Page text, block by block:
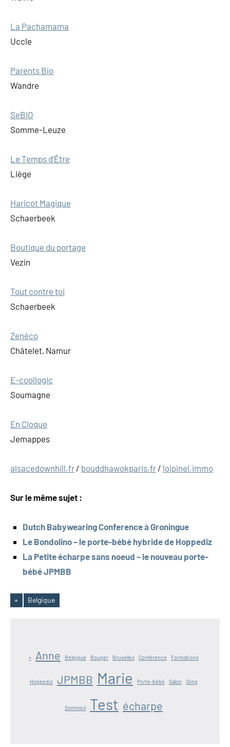
La Pachamama
Uccle
Parents Bio
Wandre
SeBIO
Somme-Leuze
Le Temps d’Être
Liège
Haricot Magique
Schaerbeek
Boutique du portage
Vezin
Tout contre toi
Schaerbeek
Zenéco
Châtelet, Namur
E-coollogic
Soumagne
En Cloque
Jemappes
alsacedownhill.fr / bouddhawokparis.fr / loipinel.immo
Sur le même sujet :
Dutch Babywearing Conference à Groningue
Le Bondolino – le porte-bébé hybride de Hoppediz
La Petite écharpe sans noeud – le nouveau porte-
bébé JPMBB
Étiquettes
+ Belgique
+ Anne Belgique Bouger Bruxelles Conférence Formations
Hoppediz JPMBB Marie Porte-bébé Salon Sling
Sommeil Test écharpe